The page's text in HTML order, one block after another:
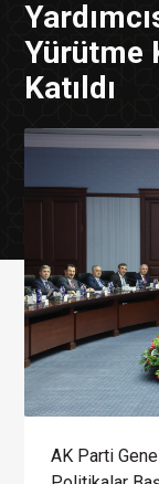
Yürütme
Katıldı
AK Parti